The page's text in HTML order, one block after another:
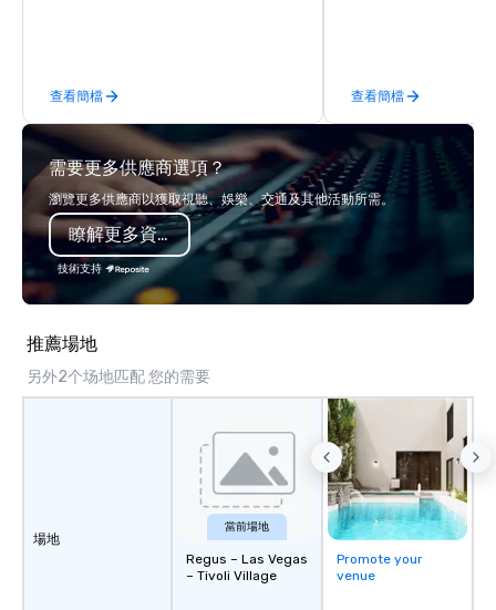
查看簡檔
event, Impact 4 Good
details. Where are we? Nationwide
and abroad, our local
covered. Got a cause
events put your
into action. Short on
goals/objectives/
查看簡檔
需要更多供應商選項？
瀏覽更多供應商以獲取視聽、娛樂、交通及其他活動所需。
瞭解更多資訊
技術支持
推薦場地
另外2个场地匹配 您的需要
場地
當前場地
Regus – Las Vegas
– Tivoli Village
Promote your
venue